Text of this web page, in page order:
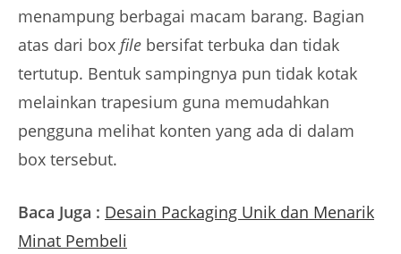
menampung berbagai macam barang. Bagian
atas dari box file bersifat terbuka dan tidak
tertutup. Bentuk sampingnya pun tidak kotak
melainkan trapesium guna memudahkan
pengguna melihat konten yang ada di dalam
box tersebut.
Baca Juga : Desain Packaging Unik dan Menarik
Minat Pembeli